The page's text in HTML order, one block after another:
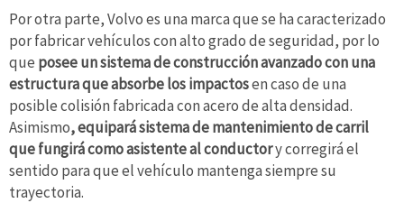
Por otra parte, Volvo es una marca que se ha caracterizado
por fabricar vehículos con alto grado de seguridad, por lo
que posee un sistema de construcción avanzado con una
estructura que absorbe los impactosen caso de una
posible colisión fabricada con acero de alta densidad.
Asimismo, equipará sistema de mantenimiento de carril
que fungirá como asistente al conductory corregirá el
sentido para que el vehículo mantenga siempre su
trayectoria.